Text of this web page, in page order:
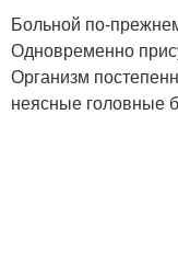
Больной по-
Одновременно
Организм
неясные головные